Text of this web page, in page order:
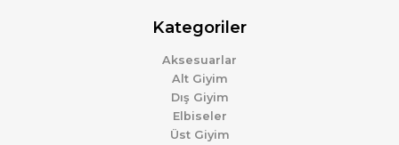
Kategoriler
Aksesuarlar
Alt Giyim
Dış Giyim
Elbiseler
Üst Giyim